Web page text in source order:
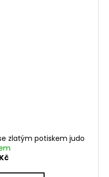
zlatým potiskem judo